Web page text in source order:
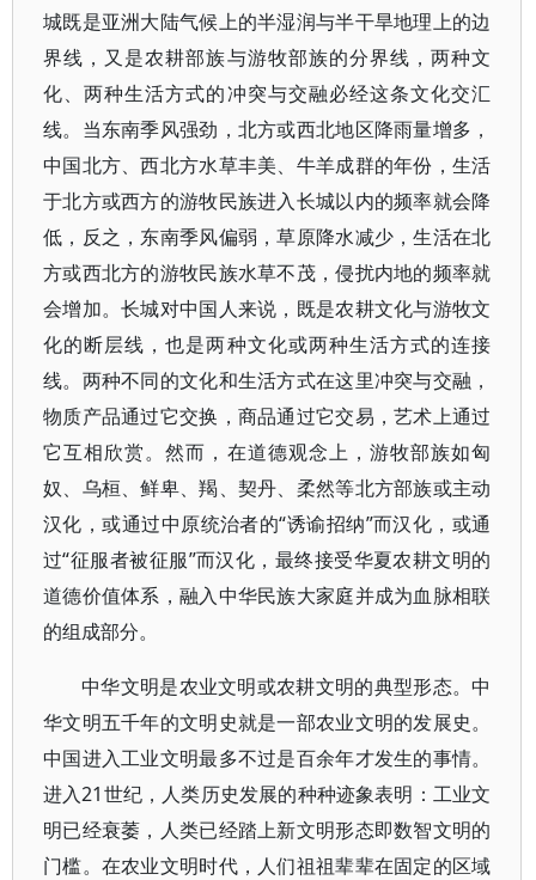
城既是亚洲大陆气候上的半湿润与半干旱地理上的边
界线，又是农耕部族与游牧部族的分界线，两种文
化、两种生活方式的冲突与交融必经这条文化交汇
线。当东南季风强劲，北方或西北地区降雨量增多，
中国北方、西北方水草丰美、牛羊成群的年份，生活
于北方或西方的游牧民族进入长城以内的频率就会降
低，反之，东南季风偏弱，草原降水减少，生活在北
方或西北方的游牧民族水草不茂，侵扰内地的频率就
会增加。长城对中国人来说，既是农耕文化与游牧文
化的断层线，也是两种文化或两种生活方式的连接
线。两种不同的文化和生活方式在这里冲突与交融，
物质产品通过它交换，商品通过它交易，艺术上通过
它互相欣赏。然而，在道德观念上，游牧部族如匈
奴、乌桓、鲜卑、羯、契丹、柔然等北方部族或主动
汉化，或通过中原统治者的“诱谕招纳”而汉化，或通
过“征服者被征服”而汉化，最终接受华夏农耕文明的
道德价值体系，融入中华民族大家庭并成为血脉相联
的组成部分。
中华文明是农业文明或农耕文明的典型形态。中
华文明五千年的文明史就是一部农业文明的发展史。
中国进入工业文明最多不过是百余年才发生的事情。
进入21世纪，人类历史发展的种种迹象表明：工业文
明已经衰萎，人类已经踏上新文明形态即数智文明的
门槛。在农业文明时代，人们祖祖辈辈在固定的区域